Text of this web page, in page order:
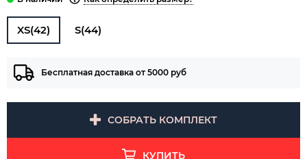
XS(42) S(44)
Бесплатная доставка от 5000 руб
СОБРАТЬ КОМПЛЕКТ
КУПИТЬ